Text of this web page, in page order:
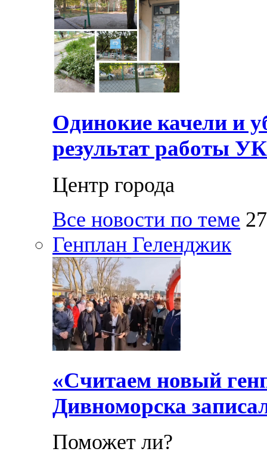
Одинокие качели и
результат работы
Центр города
Все новости по теме
Генплан Геленджик
«Считаем новый
Дивноморска
Поможет ли?